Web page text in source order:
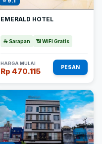
EMERALD HOTEL
☕ Sarapan 📶 WiFi Gratis
HARGA MULAI
Rp 470.115 PESAN